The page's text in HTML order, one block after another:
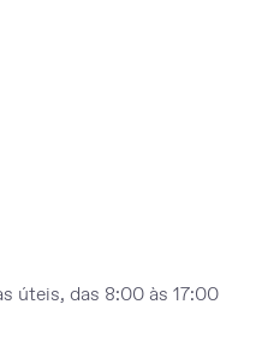
úteis, das 8:00 às 17:00